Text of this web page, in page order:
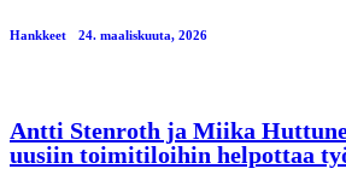
Hankkeet 24. maaliskuuta, 2026
Antti Stenroth ja Miika
uusiin toimitiloihin helpottaa